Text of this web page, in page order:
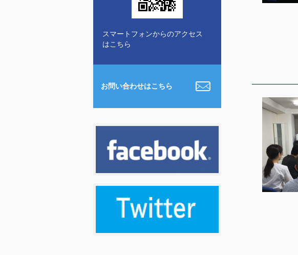
スマートフォンからのアクセス
はこちら
お問い合わせはこちら